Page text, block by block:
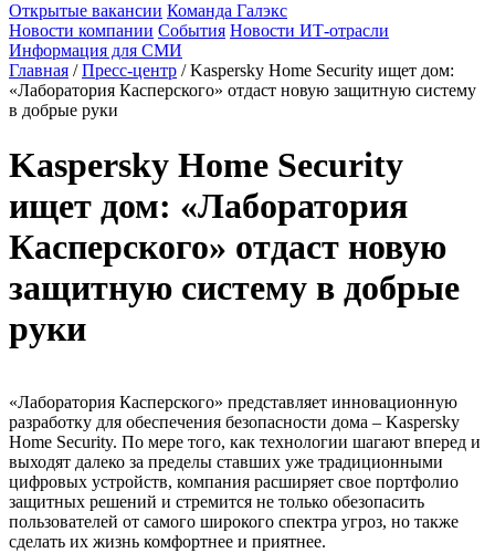
Открытые вакансии Команда Галэкс
Новости компании События Новости ИТ-отрасли
Информация для СМИ
Главная / Пресс-центр / Kaspersky Home Security ищет дом:
«Лаборатория Касперского» отдаст новую защитную систему
в добрые руки
Kaspersky Home Security
ищет дом: «Лаборатория
Касперского» отдаст новую
защитную систему в добрые
руки
«Лаборатория Касперского» представляет инновационную
разработку для обеспечения безопасности дома – Kaspersky
Home Security. По мере того, как технологии шагают вперед и
выходят далеко за пределы ставших уже традиционными
цифровых устройств, компания расширяет свое портфолио
защитных решений и стремится не только обезопасить
пользователей от самого широкого спектра угроз, но также
сделать их жизнь комфортнее и приятнее.